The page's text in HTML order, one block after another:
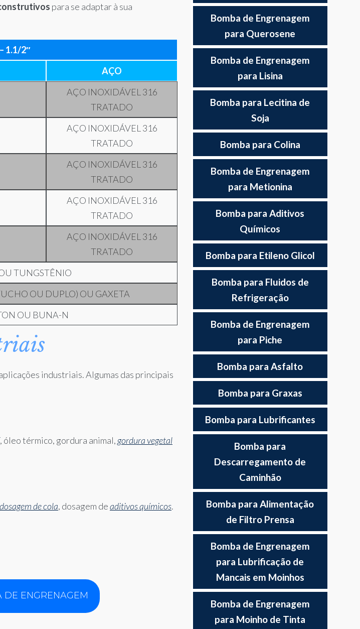
para se adaptar à sua
1.1/2″
AÇO
AÇO INOXIDÁVEL 316
TRATADO
AÇO INOXIDÁVEL 316
TRATADO
AÇO INOXIDÁVEL 316
TRATADO
AÇO INOXIDÁVEL 316
TRATADO
AÇO INOXIDÁVEL 316
TRATADO
TUNGSTÊNIO
OU DUPLO) OU GAXETA
OU BUNA-N
industriais. Algumas das principais
, óleo térmico, gordura animal, gordura vegetal
dosagem de cola, dosagem deaditivos químicos.
ENGRENAGEM
Bomba de Engrenagem
para Querosene
Bomba de Engrenagem
para Lisina
Bomba para Lecitina de
Soja
Bomba para Colina
Bomba de Engrenagem
para Metionina
Bomba para Aditivos
Químicos
Bomba para Etileno Glicol
Bomba para Fluidos de
Refrigeração
Bomba de Engrenagem
para Piche
Bomba para Asfalto
Bomba para Graxas
Bomba para Lubrificantes
Bomba para
Descarregamento de
Caminhão
Bomba para Alimentação
de Filtro Prensa
Bomba de Engrenagem
para Lubrificação de
Mancais em Moinhos
Bomba de Engrenagem
para Moinho de Tinta